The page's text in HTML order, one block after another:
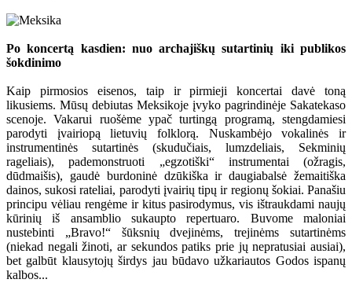
Po koncertą kasdien: nuo archajiškų sutartinių iki publikos
šokdinimo
Kaip pirmosios eisenos, taip ir pirmieji koncertai davė toną
likusiems. Mūsų debiutas Meksikoje įvyko pagrindinėje Sakatekaso
scenoje. Vakarui ruošėme ypač turtingą programą, stengdamiesi
parodyti įvairiopą lietuvių folklorą. Nuskambėjo vokalinės ir
instrumentinės sutartinės (skudučiais, lumzdeliais, Sekminių
rageliais), pademonstruoti „egzotiški“ instrumentai (ožragis,
dūdmaišis), gaudė burdoninė dzūkiška ir daugiabalsė žemaitiška
dainos, sukosi rateliai, parodyti įvairių tipų ir regionų šokiai. Panašiu
principu vėliau rengėme ir kitus pasirodymus, vis ištraukdami naujų
kūrinių iš ansamblio sukaupto repertuaro. Buvome maloniai
nustebinti „Bravo!“ šūksnių dvejinėms, trejinėms sutartinėms
(niekad negali žinoti, ar sekundos patiks prie jų nepratusiai ausiai),
bet galbūt klausytojų širdys jau būdavo užkariautos Godos ispanų
kalbos...